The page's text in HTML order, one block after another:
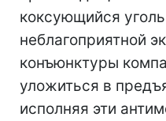
коксующийся
неблагоприятной
конъюнктуры
уложиться в
исполняя эти